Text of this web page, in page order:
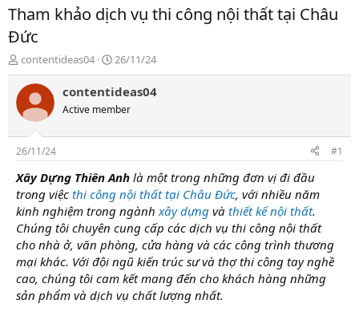
Tham khảo dịch vụ thi công nội thất tại Châu
Đức
T
h
r
a
s
t
a
t
e
r
contentideas04
N
g
à
y
g
26/11/24
contentideas04
Active member
26/11/24 #1
Xây Dựng Thiên Anh là một trong những đơn vị đi đầu
trong việc thi công nội thất tại Châu Đức, với nhiều năm
kinh nghiệm trong ngành xây dựng và thiết kế nội thất.
Chúng tôi chuyên cung cấp các dịch vụ thi công nội thất
cho nhà ở, văn phòng, cửa hàng và các công trình thương
mại khác. Với đội ngũ kiến trúc sư và thợ thi công tay nghề
cao, chúng tôi cam kết mang đến cho khách hàng những
sản phẩm và dịch vụ chất lượng nhất.